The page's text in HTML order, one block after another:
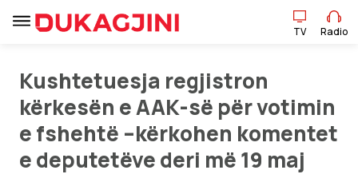
TV Radio
Kushtetuesja regjistron
kërkesën e AAK-së për votimin
e fshehtë –kërkohen komentet
e deputetëve deri më 19 maj